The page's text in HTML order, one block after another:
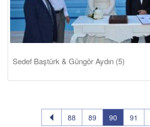
Sedef Baştürk & Güngör Aydın (5)
88 89 90 91